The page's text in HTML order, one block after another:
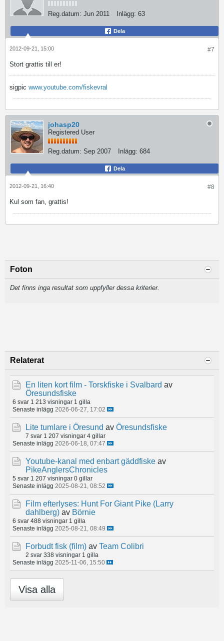
Reg.datum: Jun 2011 Inlägg: 63
Dela
#7
2012-09-21, 15:00
Stort grattis till er!
sigpic www.youtube.com/fiskevral
johasp20
Registered User
Reg.datum: Sep 2007 Inlägg: 684
Dela
#8
2012-09-21, 16:40
Kul som fan, grattis!
Foton
Det finns inga resultat som uppfyller dessa kriterier.
Relaterat
En liten kort film - Torskfiske i Svalbard av
Öresundsfiske
6 svar 1 213 visningar 1 gilla
Senaste inlägg 2026-06-27, 17:02
Lite tumlare i Öresund av Öresundsfiske
7 svar 1 207 visningar 4 gillar
Senaste inlägg 2026-06-18, 07:47
Youtube-kanal med enbart gäddfiske av
PikeAnglersChronicles
5 svar 1 207 visningar 0 gillar
Senaste inlägg 2025-08-21, 08:52
Film efterlyses: Hunt For Giant Pike (Larry
dahlberg) av Börnie
6 svar 488 visningar 1 gilla
Senaste inlägg 2025-08-21, 08:49
Forbudt fisk (film) av Team Colibri
2 svar 338 visningar 1 gilla
Senaste inlägg 2025-11-06, 15:50
Visa alla